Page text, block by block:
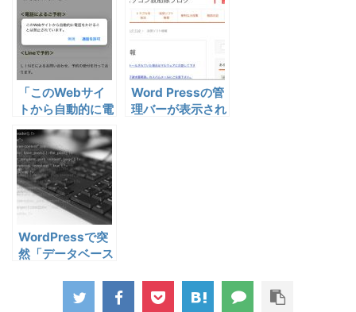
「このWebサイ
トから自動的に電
話をかけることは
禁止されていま
す。」と言うダイ
アログが？
Word Pressの管
理バーが表示され
WordPressで突
然「データベース
れなくなった